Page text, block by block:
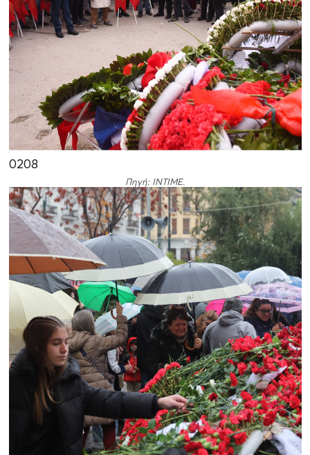
0208
Πηγή: INTIME.